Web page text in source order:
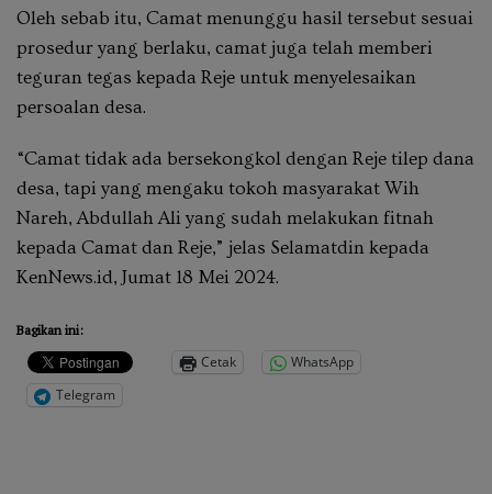
Oleh sebab itu, Camat menunggu hasil tersebut sesuai
prosedur yang berlaku, camat juga telah memberi
teguran tegas kepada Reje untuk menyelesaikan
persoalan desa.
“Camat tidak ada bersekongkol dengan Reje tilep dana
desa, tapi yang mengaku tokoh masyarakat Wih
Nareh, Abdullah Ali yang sudah melakukan fitnah
kepada Camat dan Reje,” jelas Selamatdin kepada
KenNews.id, Jumat 18 Mei 2024.
Bagikan ini:
Cetak
WhatsApp
Telegram